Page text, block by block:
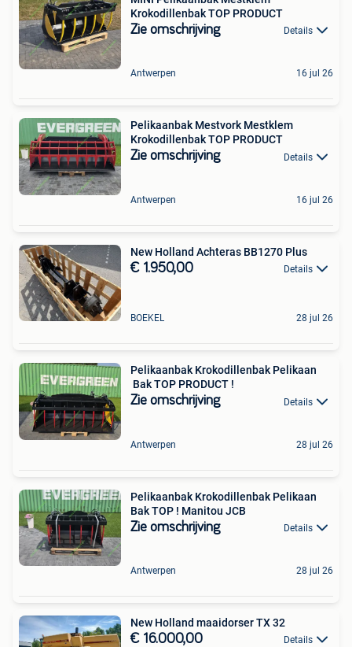
Krokodillenbak TOP PRODUCT
Zie omschrijving Details
Antwerpen 16 jul 26
Pelikaanbak Mestvork Mestklem
Krokodillenbak TOP PRODUCT
Zie omschrijving Details
Antwerpen 16 jul 26
New Holland Achteras BB1270 Plus
€ 1.950,00 Details
BOEKEL 28 jul 26
Pelikaanbak Krokodillenbak Pelikaan
Bak TOP PRODUCT !
Zie omschrijving Details
Antwerpen 28 jul 26
Pelikaanbak Krokodillenbak Pelikaan
Bak TOP ! Manitou JCB
Zie omschrijving Details
Antwerpen 28 jul 26
New Holland maaidorser TX 32
€ 16.000,00 Details